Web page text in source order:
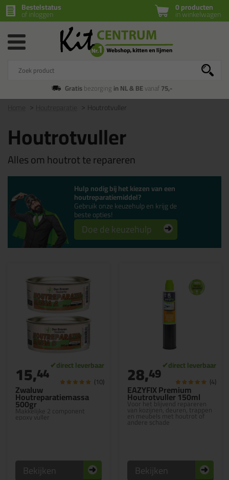
0 producten
in winkelwagen
Bestelstatus
of inloggen
Gratisbezorging in NL & BEvanaf75,-
Houtrotvuller
Houtrotvuller
Alles om houtrot te repareren
Hulp nodig bij het kiezen van een
houtreparatiemiddel?
Gebruik onze keuzehulp en krijg de
beste opties!
Doe de keuzehulp
Zwaluw
Houtreparatiemassa
500gr
Makkelijke 2 component
epoxy vuller
15,44 (10)
Bekijken
EAZYFIX Premium
Houtrotvuller 150ml
Voor het blijvend repareren
van kozijnen, deuren, trappen
en meubels met houtrot of
andere schade
28,49 (4)
Bekijken